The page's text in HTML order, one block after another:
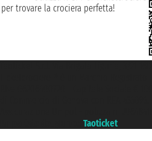
per trovare la crociera perfetta!
Taoticket